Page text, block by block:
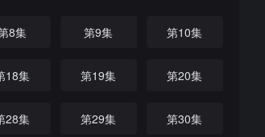
8集 第9集 第10集
18集 第19集 第20集
28集 第29集 第30集